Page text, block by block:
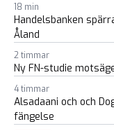
18 min
Handelsbanken
Åland
2 timmar
Ny FN-studie
4 timmar
Alsadaani och och
fängelse